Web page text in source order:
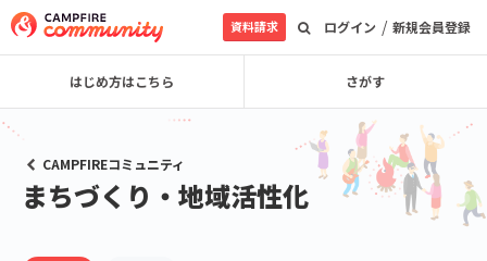
ログイン / 新規会員登録
資料請求
はじめ方はこちら さがす
CAMPFIREコミュニティ
まちづくり・地域活性化